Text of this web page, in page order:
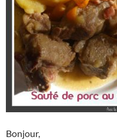
Bonjour,